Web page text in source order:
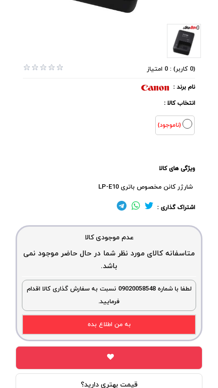
(0 کاربر) : 0 امتیاز
نام برند :
انتخاب کالا :
(ناموجود)
ویژگی های کالا
شارژر کانن مخصوص باتری LP-E10
اشتراک گذاری :
عدم موجودی کالا
متاسفانه کالای مورد نظر شما در حال حاضر موجود نمی
باشد.
لطفا با شماره 09020058548 نسبت به سفارش گذاری کالا اقدام
فرمایید.
به من اطلاع بده
قیمت بهتری دارید؟